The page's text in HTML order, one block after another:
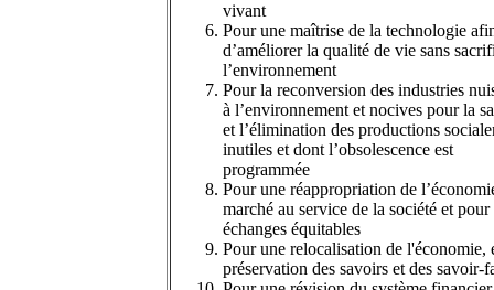
vivant
Pour une maîtrise de la technologie
d’améliorer la qualité de vie sans
l’environnement
Pour la reconversion des industries
à l’environnement et nocives pour la
et l’élimination des productions
inutiles et dont l’obsolescence est
programmée
Pour une réappropriation de
marché au service de la société et pour
échanges équitables
Pour une relocalisation de l'économie,
préservation des savoirs et des savoir-